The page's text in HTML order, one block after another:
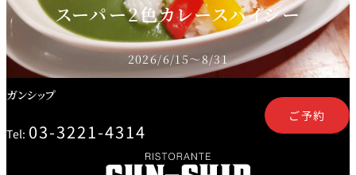
パティスリー
SATSUKI
ピエール・エ
ルメ・パリ
西洋料理
ホテルへのアクセ
ス
スーパー2色カレースパイシー
2026/6/15～8/31
ガンシップ
Tel: 03-3221-4314
ご予約